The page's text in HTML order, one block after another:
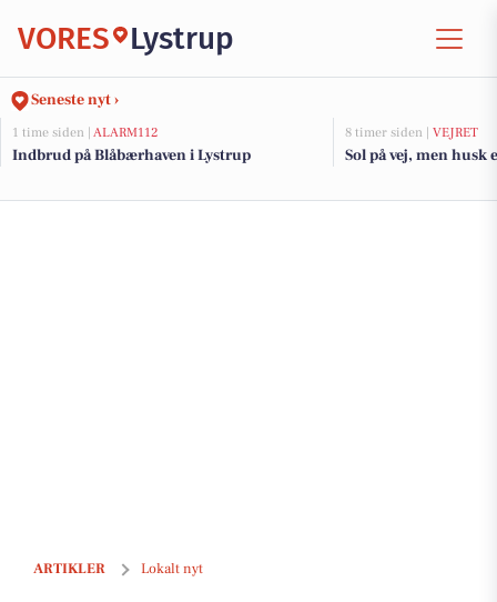
VORES Lystrup
Seneste nyt ›
1 time siden | ALARM112
Indbrud på Blåbærhaven i Lystrup
8 timer siden | VEJRET
Sol på vej, men husk
ARTIKLER Lokalt nyt
Tusindvis af aarhusianske afgangselever fejrer sidste skoledag